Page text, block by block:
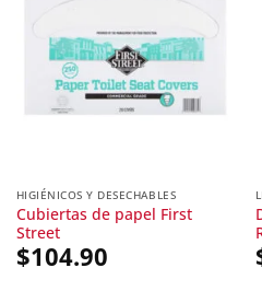
HIGIÉNICOS Y DESECHABLES
Cubiertas de papel First
Street
$104.90